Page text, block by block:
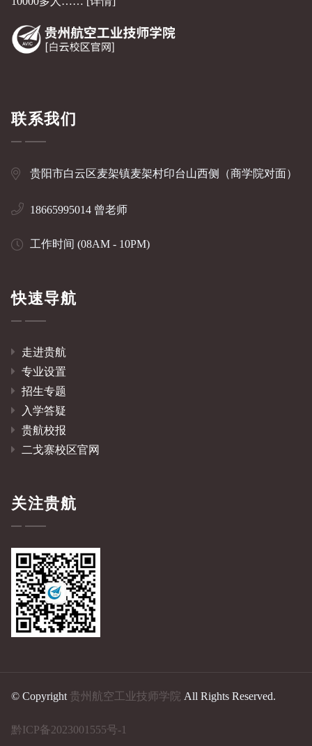
联系我们
贵阳市白云区麦架镇麦架村印台山西侧（商学院对面）
18665995014 曾老师
工作时间 (08AM - 10PM)
快速导航
走进贵航
专业设置
招生专题
入学答疑
贵航校报
二戈寨校区官网
关注贵航
© Copyright 贵州航空工业技师学院 All Rights Reserved.
黔ICP备2023001555号-1